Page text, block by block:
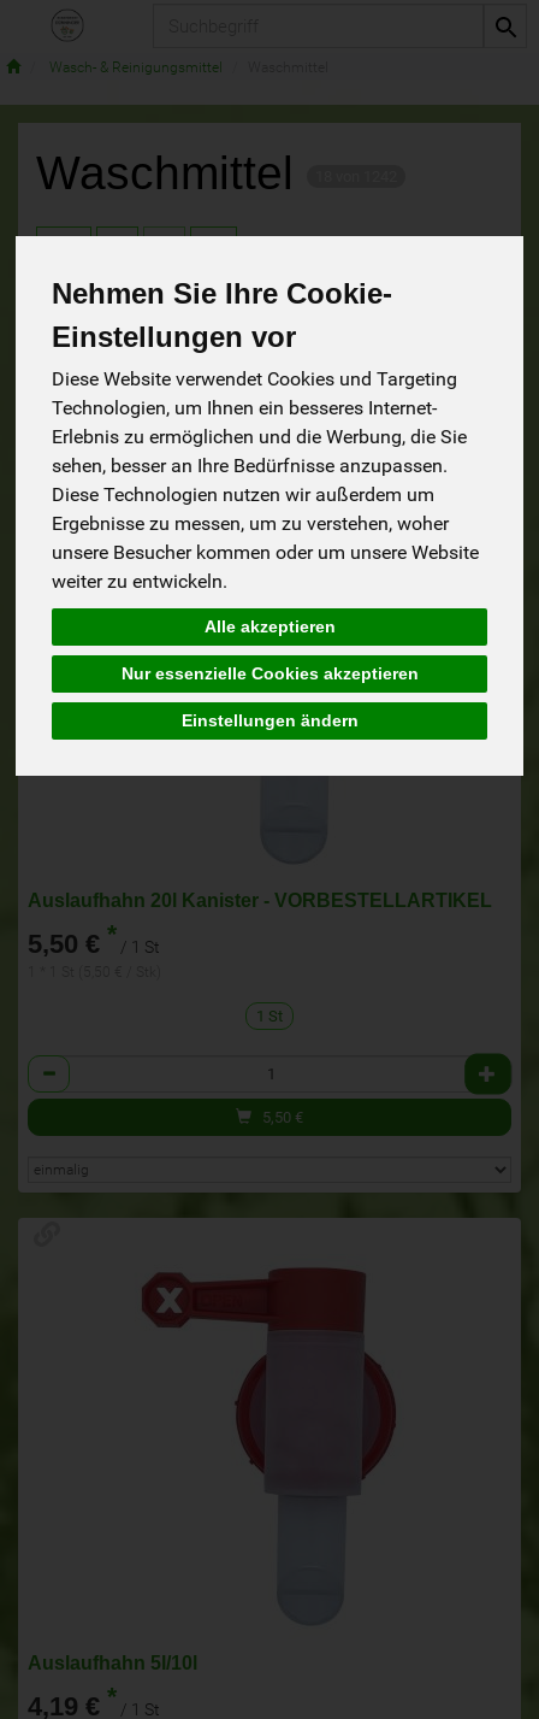
Nehmen Sie Ihre Cookie-
Einstellungen vor
Diese Website verwendet Cookies und Targeting
Technologien, um Ihnen ein besseres Internet-
Erlebnis zu ermöglichen und die Werbung, die Sie
sehen, besser an Ihre Bedürfnisse anzupassen.
Diese Technologien nutzen wir außerdem um
Ergebnisse zu messen, um zu verstehen, woher
unsere Besucher kommen oder um unsere Website
weiter zu entwickeln.
Alle akzeptieren
Nur essenzielle Cookies akzeptieren
Einstellungen ändern
Wasch- & Reinigungsmittel
Waschmittel
Auslaufhahn 20l Kanister - VORBESTELLARTIKEL
5,50 € * / 1 St
1 St
Anzahl
5,50 €
Auslaufhahn 5l/10l
4,19 € * / 1 St